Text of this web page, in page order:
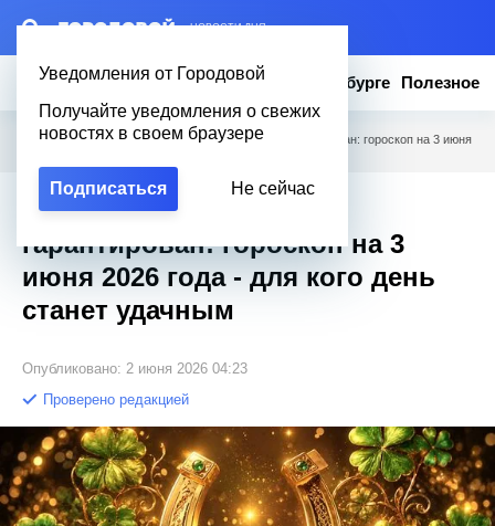
– НОВОСТИ ДНЯ
Уведомления от Городовой
Получайте уведомления о свежих
новостях в своем браузере
Подписаться Не сейчас
Новости Эксклюзив Вопросы о Петербурге Полезное
Городовой Полезное / Хороший результат гарантирован: гороскоп на 3 июня
Хороший результат
гарантирован: гороскоп на 3
июня 2026 года - для кого день
станет удачным
Опубликовано: 2 июня 2026 04:23
Проверено редакцией